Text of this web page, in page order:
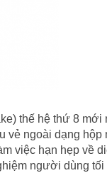
thế hệ thứ 8 mới
ngoài dạng hộp
việc hạn hẹp về
người dùng